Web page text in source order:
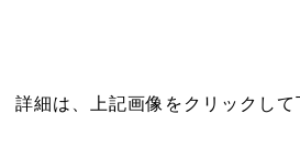
詳細は、上記画像をクリックして